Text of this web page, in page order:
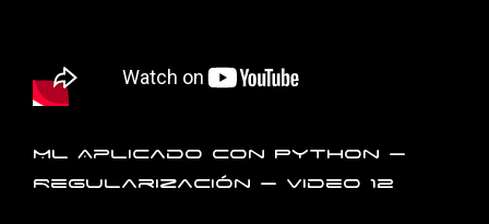
ML Aplicado con Python –
Regularización – Video 12